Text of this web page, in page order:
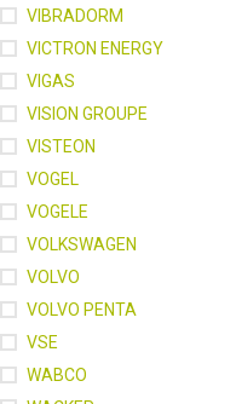
VIBRADORM
VICTRON ENERGY
VIGAS
VISION GROUPE
VISTEON
VOGEL
VOGELE
VOLKSWAGEN
VOLVO
VOLVO PENTA
VSE
WABCO